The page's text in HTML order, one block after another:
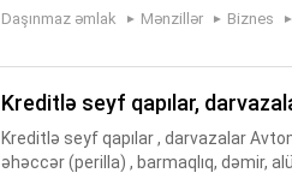
mənzil bəzi əşyalarla birlikdə
Daşınmaz əmlak Mənzillər Biznes
kreditlə seyf qapılar,
Kreditlə seyf qapılar , darvazalar
əhəccər (perilla) , barmaqlıq, dəmir,